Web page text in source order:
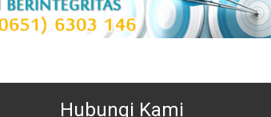
Hubungi Kami